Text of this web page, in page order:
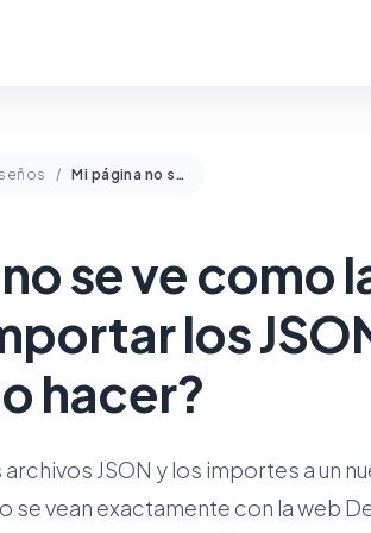
Mi página no se ve como la Demo al importar los JSON ¿Qué debo hacer?
se ve como
los
hacer?
JSON y los importes a un
se vean exactamente con la web